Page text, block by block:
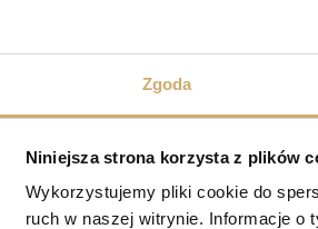
Zgoda
Niniejsza strona korzysta z plików
Wykorzystujemy pliki cookie do
ruch w naszej witrynie. Informacje o